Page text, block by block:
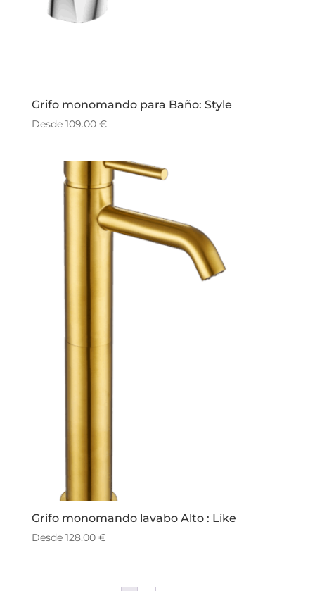
Grifo monomando para Baño: Style
Desde 109.00 €
Grifo monomando lavabo Alto : Like
Desde 128.00 €